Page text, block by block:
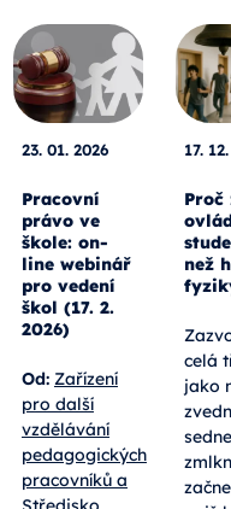
23. 01. 2026
Pracovní
právo ve
škole: on-
line webinář
pro vedení
škol (17. 2.
2026)
Od: Zařízení
pro další
vzdělávání
pedagogických
pracovníků a
17.
Proč
než
celá
jako